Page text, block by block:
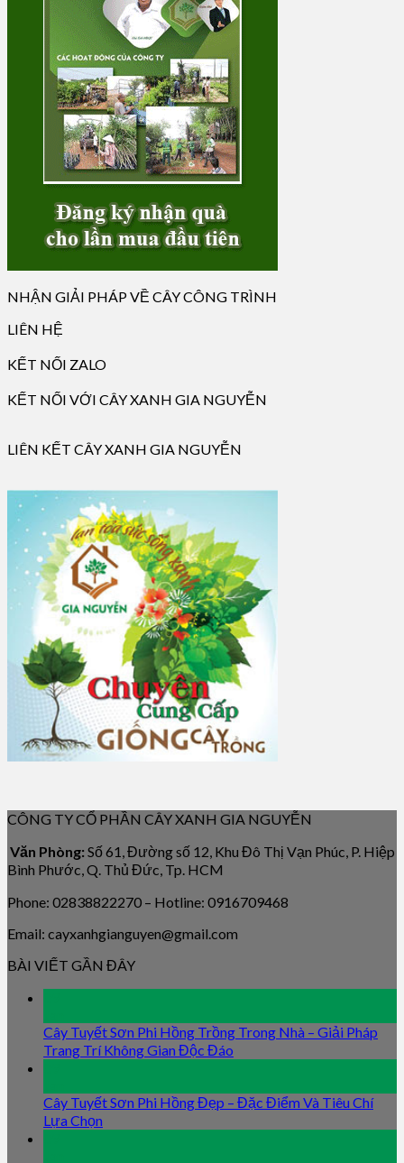
NHẬN GIẢI PHÁP VỀ CÂY CÔNG TRÌNH
LIÊN HỆ
KẾT NỐI ZALO
KẾT NỐI VỚI CÂY XANH GIA NGUYỄN
LIÊN KẾT CÂY XANH GIA NGUYỄN
CÔNG TY CỔ PHẦN CÂY XANH GIA NGUYỄN
Văn Phòng: Số 61, Đường số 12, Khu Đô Thị Vạn Phúc, P. Hiệp
Bình Phước, Q. Thủ Đức, Tp. HCM
Phone: 02838822270 – Hotline: 0916709468
Email: cayxanhgianguyen@gmail.com
BÀI VIẾT GẦN ĐÂY
Cây Tuyết Sơn Phi Hồng Trồng Trong Nhà – Giải Pháp
Trang Trí Không Gian Độc Đáo
Cây Tuyết Sơn Phi Hồng Đẹp – Đặc Điểm Và Tiêu Chí
Lựa Chọn